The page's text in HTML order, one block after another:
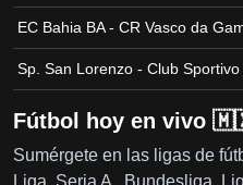
EC Bahia BA - CR Vasco da
Sp. San Lorenzo - Club
Fútbol hoy en vivo
Sumérgete en las ligas de
Liga, Seria A , Bundesliga,